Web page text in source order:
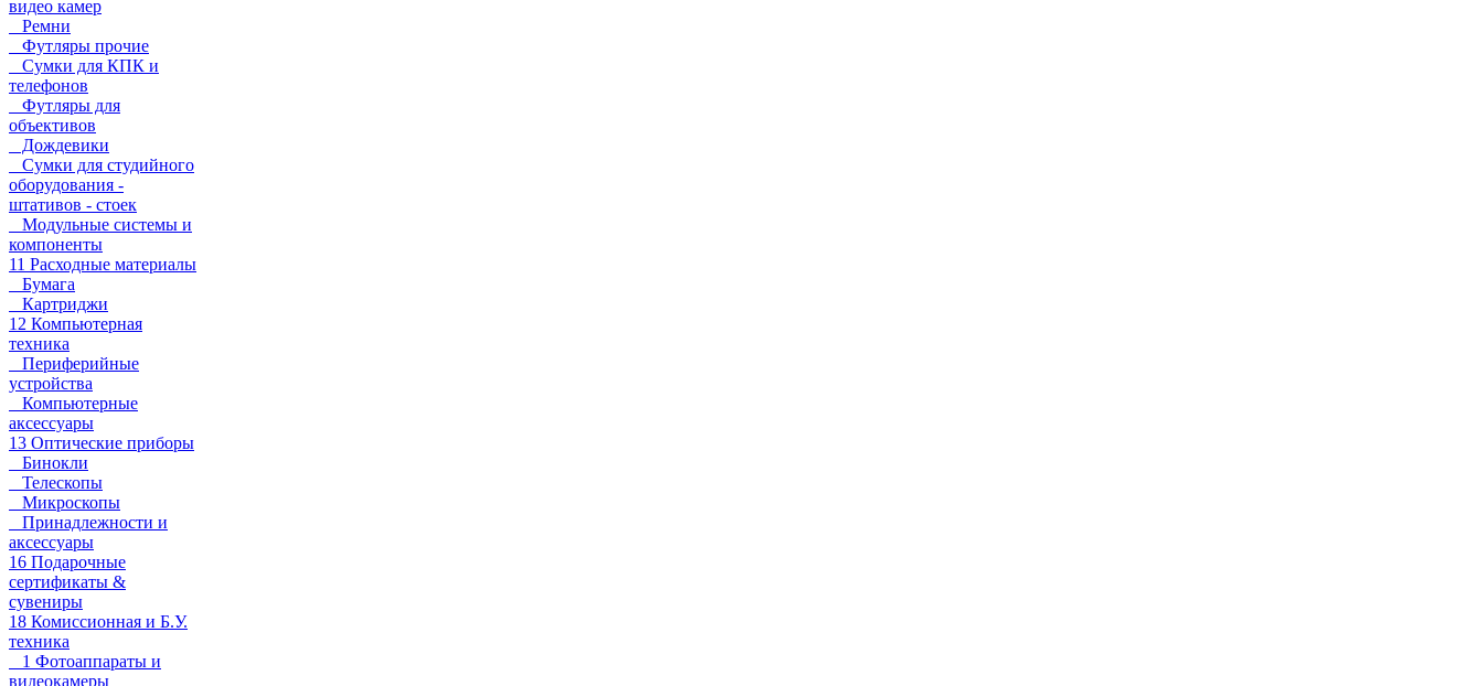
видео камер
Ремни
Футляры прочие
Сумки для КПК и
телефонов
Футляры для
объективов
Дождевики
Сумки для студийного
оборудования -
штативов - стоек
Модульные системы и
компоненты
11 Расходные материалы
Бумага
Картриджи
12 Компьютерная
техника
Периферийные
устройства
Компьютерные
аксессуары
13 Оптические приборы
Бинокли
Телескопы
Микроскопы
Принадлежности и
аксессуары
16 Подарочные
сертификаты &
сувениры
18 Комиссионная и Б.У.
техника
1 Фотоаппараты и
видеокамеры